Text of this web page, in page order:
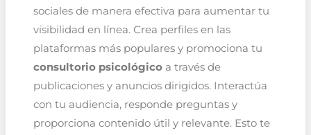
sociales de manera efectiva para aumentar tu
visibilidad en línea. Crea perfiles en las
plataformas más populares y promociona tu
consultorio psicológicoa través de
publicaciones y anuncios dirigidos. Interactúa
con tu audiencia, responde preguntas y
proporciona contenido útil y relevante. Esto te